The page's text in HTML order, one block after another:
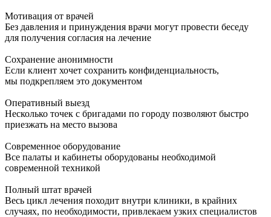
Мотивация от врачей
Без давления и принуждения врачи могут провести беседу
для получения согласия на лечение
Сохранение анонимности
Если клиент хочет сохранить конфиденциальность,
мы подкрепляем это документом
Оперативный выезд
Несколько точек с бригадами по городу позволяют быстро
приезжать на место вызова
Современное оборудование
Все палаты и кабинеты оборудованы необходимой
современной техникой
Полный штат врачей
Весь цикл лечения походит внутри клиники, в крайних
случаях, по необходимости, привлекаем узких специалистов